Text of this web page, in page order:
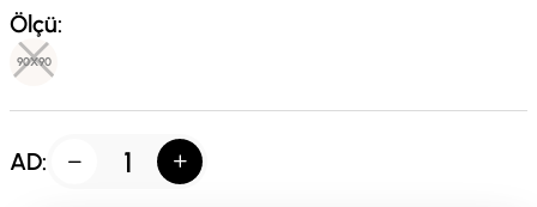
Ölçü:
90X90
AD: